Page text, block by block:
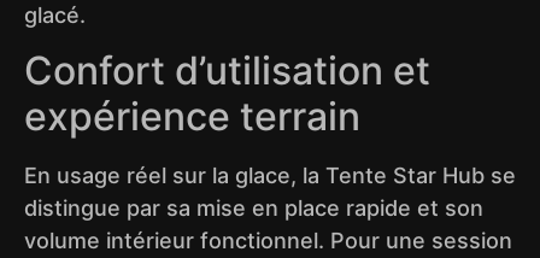
glacé.
Confort d’utilisation et
expérience terrain
En usage réel sur la glace, la Tente Star Hub se
distingue par sa mise en place rapide et son
volume intérieur fonctionnel. Pour une session